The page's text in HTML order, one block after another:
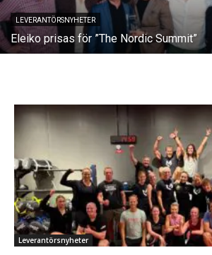
LEVERANTÖRSNYHETER
Eleiko prisas för ”The Nordic Summit”
Leverantörsnyheter